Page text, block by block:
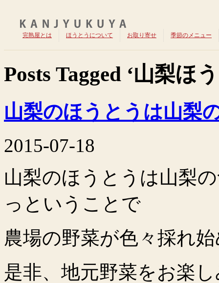
完熟屋とは ほうとうについて お取り寄せ 季節のメニュー
Posts Tagged ‘山梨ほ
山梨のほうとうは山梨
2015-07-18
山梨のほうとうは山梨
っということで
農場の野菜が色々採れ
是非、地元野菜をお楽